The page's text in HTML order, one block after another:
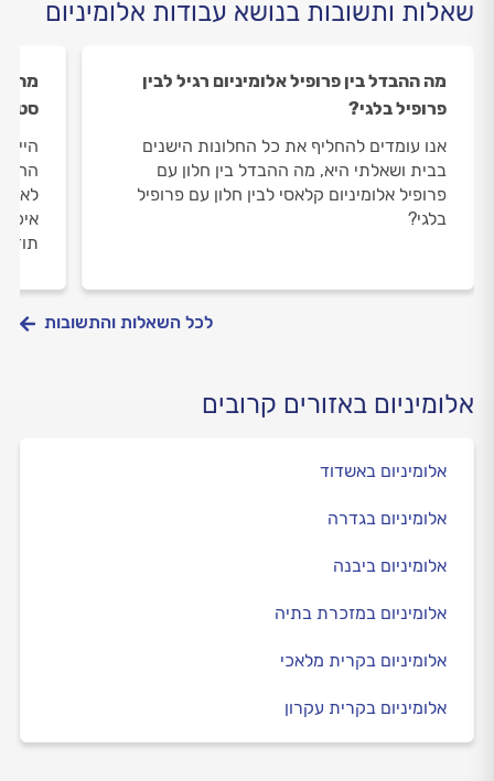
שאלות ותשובות בנושא עבודות אלומיניום
מה ההבדל בין פרופיל אלומיניום רגיל לבין
פרופיל בלגי?
אנו עומדים להחליף את כל החלונות הישנים
בבית ושאלתי היא, מה ההבדל בין חלון עם
פרופיל אלומיניום קלאסי לבין חלון עם פרופיל
בלגי?
מה
היי,
לא
תודה
לכל השאלות והתשובות
אלומיניום באזורים קרובים
אלומיניום באשדוד
אלומיניום בגדרה
אלומיניום ביבנה
אלומיניום במזכרת בתיה
אלומיניום בקרית מלאכי
אלומיניום בקרית עקרון